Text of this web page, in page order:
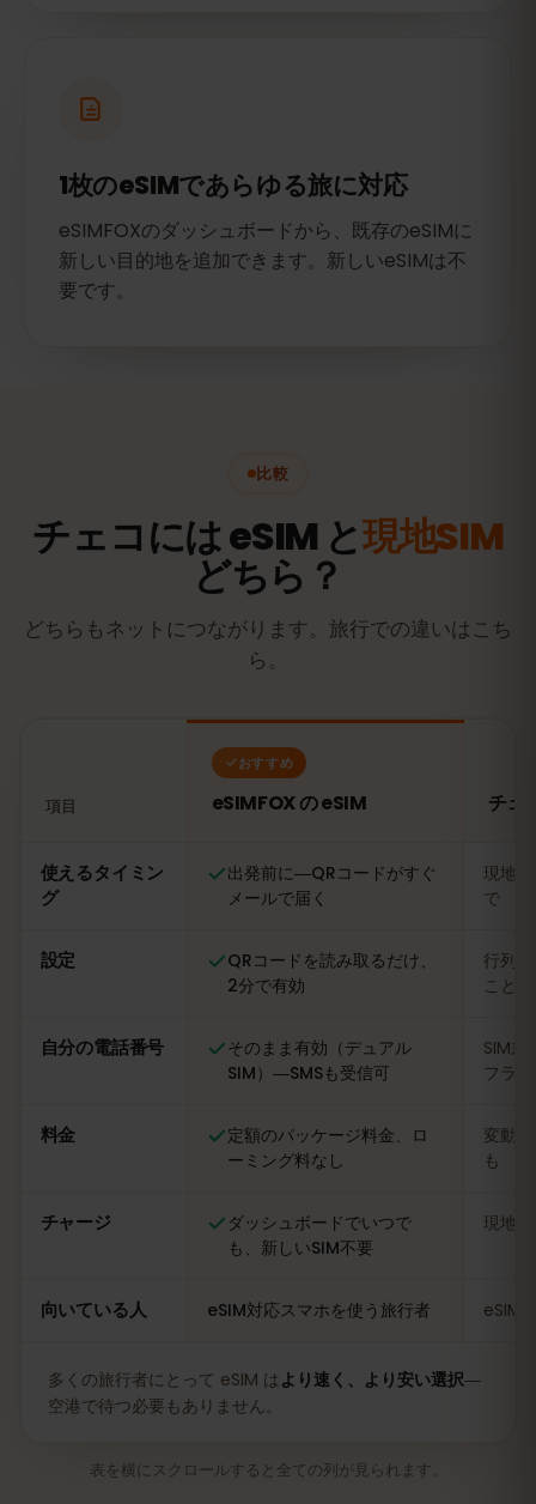
1枚のeSIMであらゆる旅に対応
eSIMFOXのダッシュボードから、既存のeSIMに
新しい目的地を追加できます。新しいeSIMは不
要です。
比較
チェコには eSIM と現地SIM
どちら？
どちらもネットにつながります。旅行での違いはこち
ら。
項目
おすすめ
eSIMFOX の eSIM チェ
使えるタイミン
グ
出発前に―QRコードがすぐ
メールで届く
現地
で
設定
QRコードを読み取るだけ、
2分で有効
行列
ことも
自分の電話番号
そのまま有効（デュアル
SIM）―SMSも受信可
SIM
フラ
料金
定額のパッケージ料金、ロ
ーミング料なし
変動
も
チャージ
ダッシュボードでいつで
も、新しいSIM不要
現地
向いている人 eSIM対応スマホを使う旅行者 eSIM
多くの旅行者にとって eSIM は より速く、より安い選択―
空港で待つ必要もありません。
表を横にスクロールすると全ての列が見られます。